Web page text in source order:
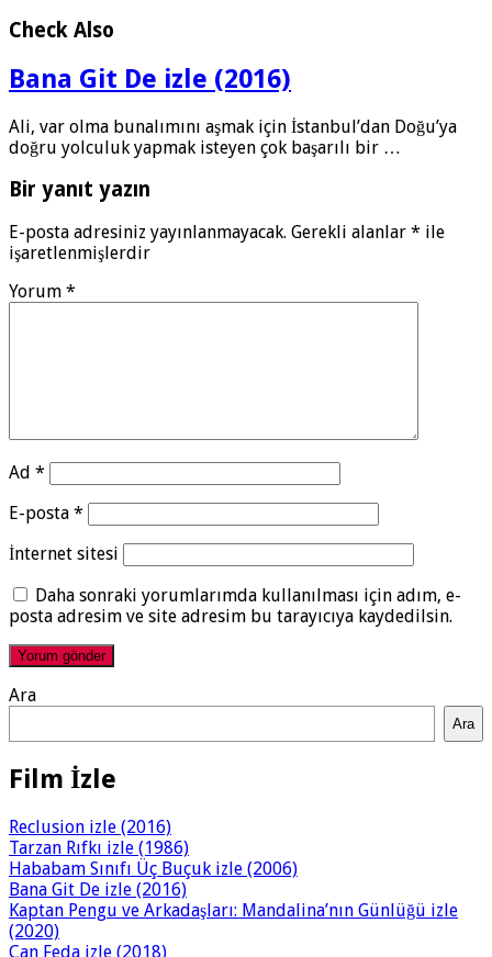
Check Also
Bana Git De izle (2016)
Ali, var olma bunalımını aşmak için İstanbul’dan Doğu’ya
doğru yolculuk yapmak isteyen çok başarılı bir …
Bir yanıt yazın
E-posta adresiniz yayınlanmayacak. Gerekli alanlar * ile
işaretlenmişlerdir
Yorum *
Ad *
E-posta *
İnternet sitesi
Daha sonraki yorumlarımda kullanılması için adım, e-
posta adresim ve site adresim bu tarayıcıya kaydedilsin.
Ara
Ara
Film İzle
Reclusion izle (2016)
Tarzan Rıfkı izle (1986)
Hababam Sınıfı Üç Buçuk izle (2006)
Bana Git De izle (2016)
Kaptan Pengu ve Arkadaşları: Mandalina’nın Günlüğü izle
(2020)
Can Feda izle (2018)